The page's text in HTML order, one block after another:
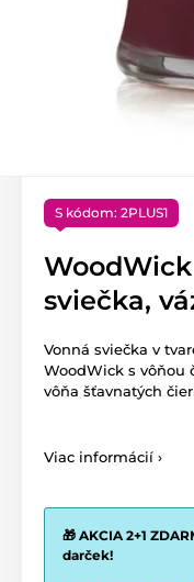
S kódom: 2PLUS1
sviečka,
Vonná sviečka v
WoodWick s vôňou
vôňa šťavnatých
Viac informácií ›
🎁 AKCIA 2+1
darček!